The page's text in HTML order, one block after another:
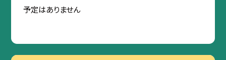
予定はありません